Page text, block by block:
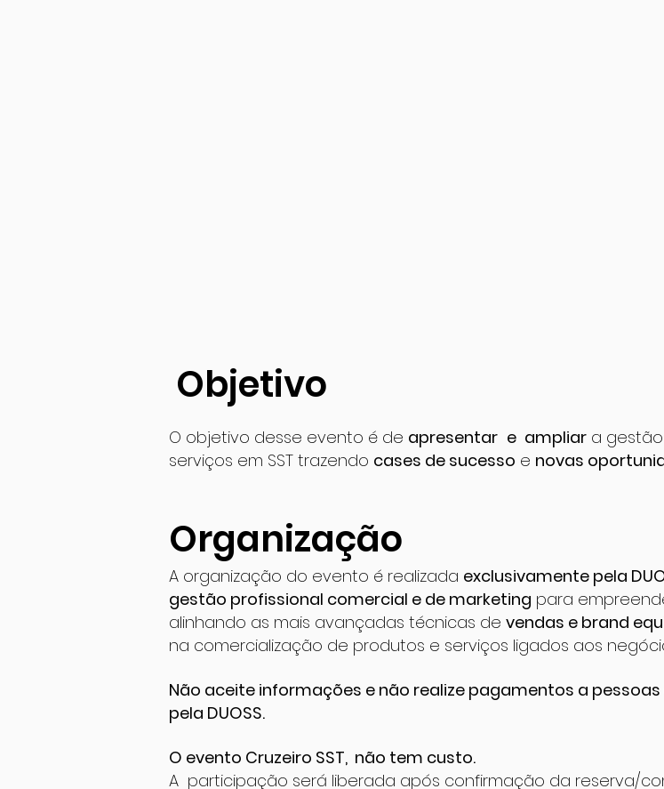
Objetivo
O objetivo desse evento é de apresentar e ampliar a
serviços em SST trazendo cases de sucesso e novas
Organização
A organização do evento é realizada exclusivamente pela
gestão profissional comercial e de marketing para
alinhando as mais avançadas técnicas de vendas e brand
na comercialização de produtos e serviços ligados aos
Não aceite informações e não realize pagamentos a
pela DUOSS.
O evento Cruzeiro SST, não tem custo.
A participação será liberada após confirmação da reserva/